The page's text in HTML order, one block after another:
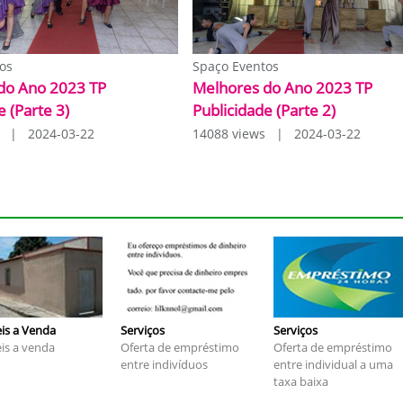
Ano 2023 TP
(Parte 3)
| 2024-03-22
Spaço Eventos
Melhores do Ano 2023 TP
Publicidade (Parte 2)
14088 views | 2024-03-22
a Venda
a venda
Serviços
Oferta de empréstimo
entre indivíduos
Serviços
Oferta de empréstimo
entre individual a uma
taxa baixa